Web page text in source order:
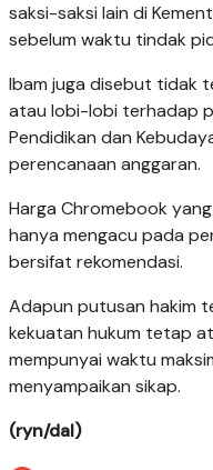
saksi-saksi lain di
sebelum waktu tindak
Ibam juga disebut tidak
atau lobi-lobi terhadap
Pendidikan dan
perencanaan anggaran.
Harga Chromebook
hanya mengacu pada
bersifat rekomendasi.
Adapun putusan hakim
kekuatan hukum tetap
mempunyai waktu
menyampaikan sikap.
(ryn/dal)